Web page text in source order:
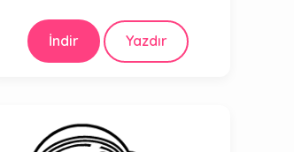
İndir Yazdır